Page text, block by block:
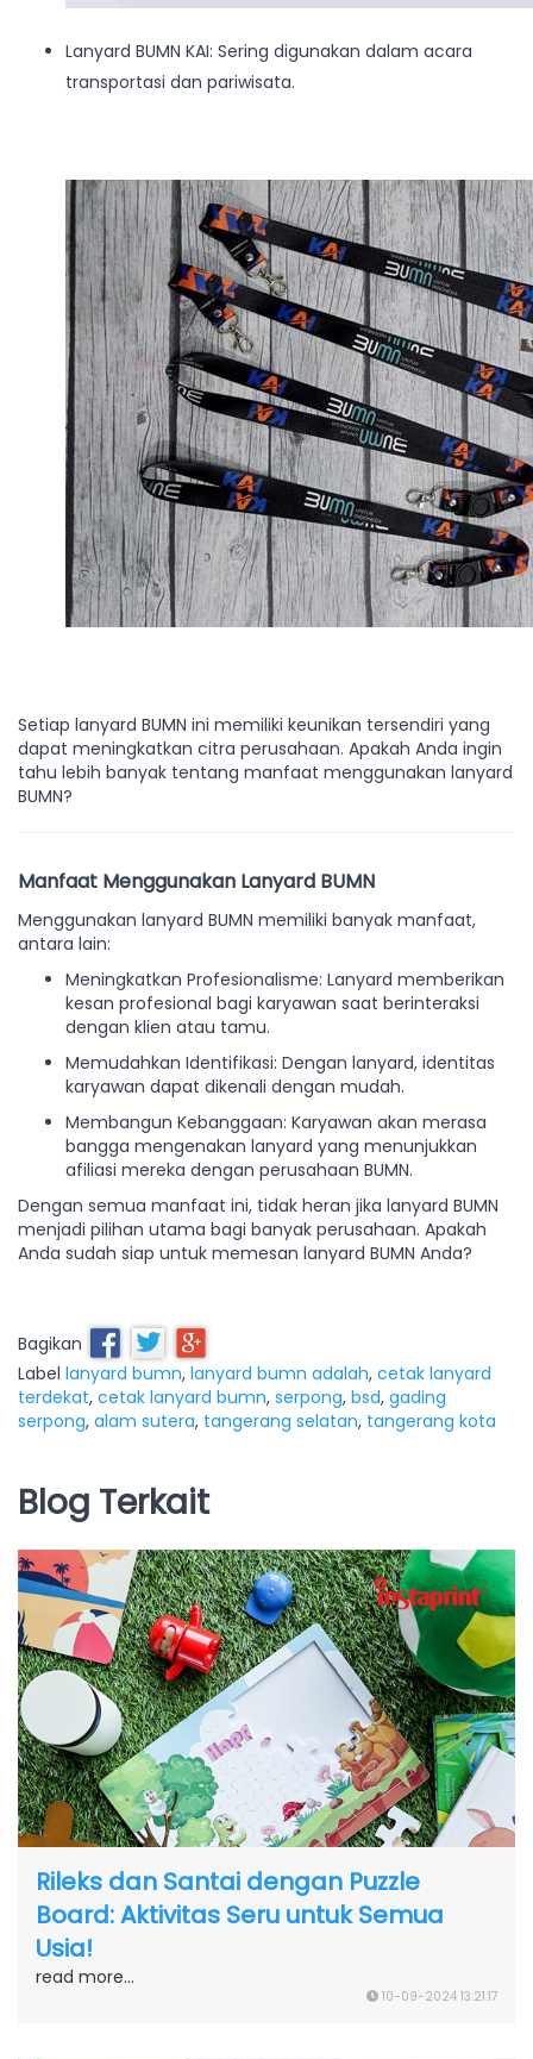
Lanyard BUMN KAI: Sering digunakan dalam acara
transportasi dan pariwisata.
Setiap lanyard BUMN ini memiliki keunikan tersendiri yang
dapat meningkatkan citra perusahaan. Apakah Anda ingin
tahu lebih banyak tentang manfaat menggunakan lanyard
BUMN?
Manfaat Menggunakan Lanyard BUMN
Menggunakan lanyard BUMN memiliki banyak manfaat,
antara lain:
Meningkatkan Profesionalisme: Lanyard memberikan
kesan profesional bagi karyawan saat berinteraksi
dengan klien atau tamu.
Memudahkan Identifikasi: Dengan lanyard, identitas
karyawan dapat dikenali dengan mudah.
Membangun Kebanggaan: Karyawan akan merasa
bangga mengenakan lanyard yang menunjukkan
afiliasi mereka dengan perusahaan BUMN.
Dengan semua manfaat ini, tidak heran jika lanyard BUMN
menjadi pilihan utama bagi banyak perusahaan. Apakah
Anda sudah siap untuk memesan lanyard BUMN Anda?
Bagikan
Label lanyard bumn, lanyard bumn adalah, cetak lanyard
terdekat, cetak lanyard bumn, serpong, bsd, gading
serpong, alam sutera, tangerang selatan, tangerang kota
Blog Terkait
Rileks dan Santai dengan Puzzle
Board: Aktivitas Seru untuk Semua
Usia!
read more...
10-09-2024 13:21:17